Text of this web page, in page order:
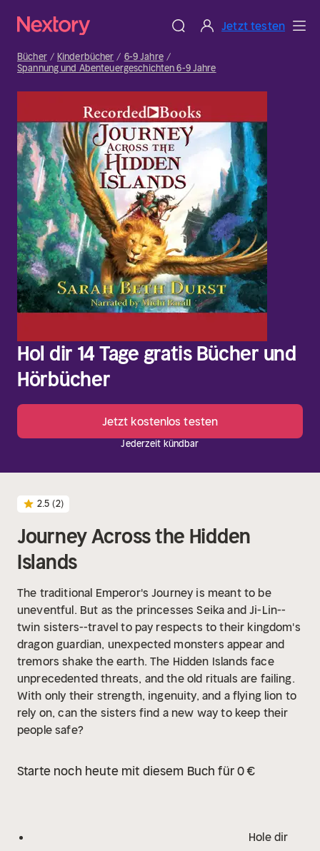
Jetzt testen
Bücher Kinderbücher
6-9 Jahre
Spannung und Abenteuergeschichten 6-9 Jahre
Hol dir 14 Tage gratis Bücher und
Hörbücher
Jetzt kostenlos testen
Jederzeit kündbar
2.5 (2)
Journey Across the Hidden
Islands
The traditional Emperor's Journey is meant to be
uneventful. But as the princesses Seika and Ji-Lin--
twin sisters--travel to pay respects to their kingdom's
dragon guardian, unexpected monsters appear and
tremors shake the earth. The Hidden Islands face
unprecedented threats, and the old rituals are failing.
With only their strength, ingenuity, and a flying lion to
rely on, can the sisters find a new way to keep their
people safe?
Starte noch heute mit diesem Buch für 0 €
Hole dir